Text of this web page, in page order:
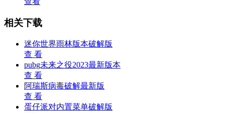
相关下载
迷你世界雨林版本破解版
查 看
pubg未来之役2023最新版本
查 看
阿瑞斯病毒破解最新版
查 看
蛋仔派对内置菜单破解版